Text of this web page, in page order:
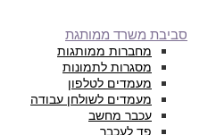
סביבת משרד ממותגת
מחברות ממותגות
מסגרות לתמונות
מעמדים לטלפון
מעמדים לשולחן עבודה
עכבר מחשב
פד לעכבר